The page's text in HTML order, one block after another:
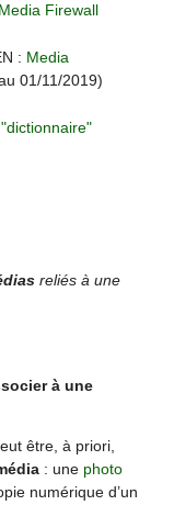
Media Firewall
: Media
01/11/2019)
reliés à une
à une
être, à priori,
: une photo
numérique d’un